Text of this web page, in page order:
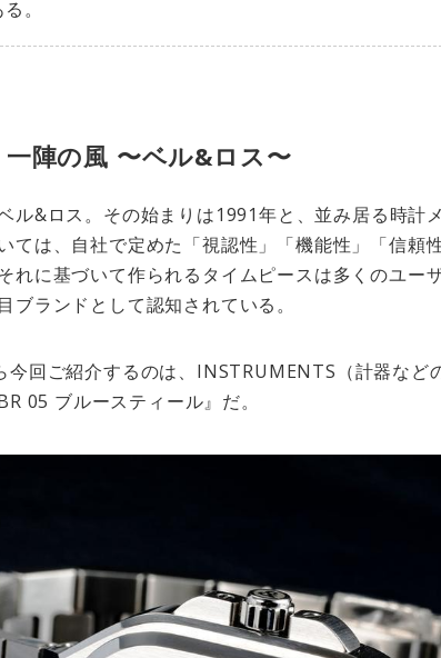
。
陣の風 〜ベル&ロス〜
ル&ロス。その始まりは1991年と、並み居る時計
ては、自社で定めた「視認性」「機能性」「信頼
れに基づいて作られるタイムピースは多くのユー
ブランドとして認知されている。
今回ご紹介するのは、INSTRUMENTS（計器など
05 ブルースティール』だ。